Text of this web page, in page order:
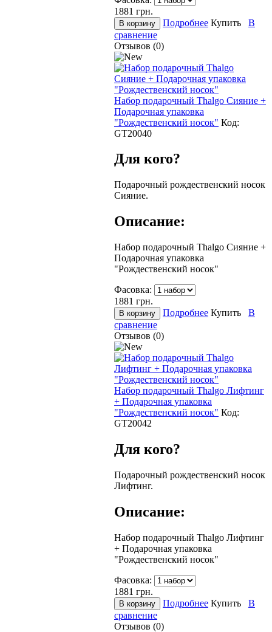
1881 грн.
Подробнее Купить
В
сравнение
Отзывов (0)
Набор подарочный Thalgo Сияние +
Подарочная упаковка
"Рождественский носок" Код:
GT20040
Для кого?
Подарочный рождественский носок
Сияние.
Описание:
Набор подарочный Thalgo Сияние +
Подарочная упаковка
"Рождественский носок"
Фасовка:
1881 грн.
Подробнее Купить
В
сравнение
Отзывов (0)
Набор подарочный Thalgo Лифтинг
+ Подарочная упаковка
"Рождественский носок" Код:
GT20042
Для кого?
Подарочный рождественский носок
Лифтинг.
Описание:
Набор подарочный Thalgo Лифтинг
+ Подарочная упаковка
"Рождественский носок"
Фасовка:
1881 грн.
Подробнее Купить
В
сравнение
Отзывов (0)